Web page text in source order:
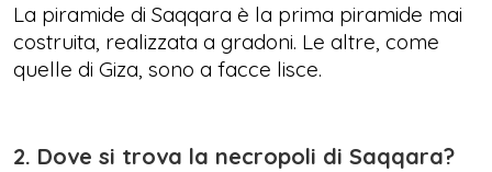
La piramide di Saqqara è la prima piramide mai
costruita, realizzata a gradoni. Le altre, come
quelle di Giza, sono a facce lisce.
2. Dove si trova la necropoli di Saqqara?